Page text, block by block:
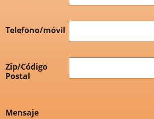
Telefono/móvil
Zip/Código
Postal
Mensaje